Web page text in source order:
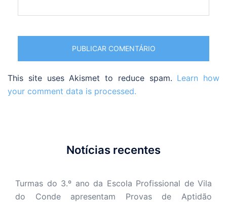
This site uses Akismet to reduce spam. Learn how
your comment data is processed.
Notícias recentes
Turmas do 3.º ano da Escola Profissional de Vila
do Conde apresentam Provas de Aptidão